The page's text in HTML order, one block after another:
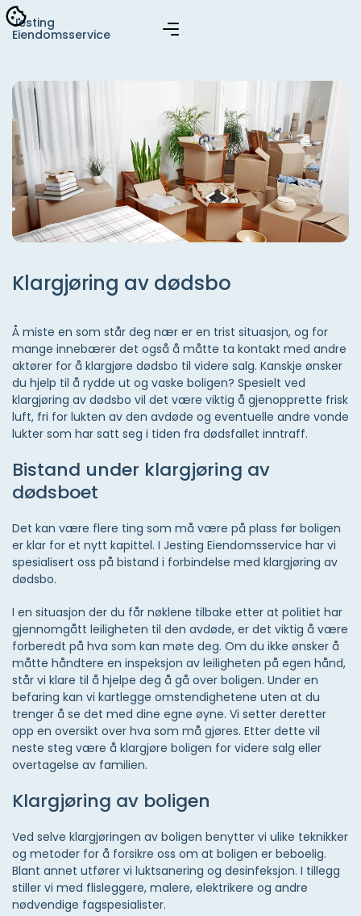
Jesting
Eiendomsservice
Klargjøring av dødsbo
Å miste en som står deg nær er en trist situasjon, og for
mange innebærer det også å måtte ta kontakt med andre
aktører for å klargjøre dødsbo til videre salg. Kanskje ønsker
du hjelp til å rydde ut og vaske boligen? Spesielt ved
klargjøring av dødsbo vil det være viktig å gjenopprette frisk
luft, fri for lukten av den avdøde og eventuelle andre vonde
lukter som har satt seg i tiden fra dødsfallet inntraff.
Bistand under klargjøring av
dødsboet
Det kan være flere ting som må være på plass før boligen
er klar for et nytt kapittel. I Jesting Eiendomsservice har vi
spesialisert oss på bistand i forbindelse med klargjøring av
dødsbo.
I en situasjon der du får nøklene tilbake etter at politiet har
gjennomgått leiligheten til den avdøde, er det viktig å være
forberedt på hva som kan møte deg. Om du ikke ønsker å
måtte håndtere en inspeksjon av leiligheten på egen hånd,
står vi klare til å hjelpe deg å gå over boligen. Under en
befaring kan vi kartlegge omstendighetene uten at du
trenger å se det med dine egne øyne. Vi setter deretter
opp en oversikt over hva som må gjøres. Etter dette vil
neste steg være å klargjøre boligen for videre salg eller
overtagelse av familien.
Klargjøring av boligen
Ved selve klargjøringen av boligen benytter vi ulike teknikker
og metoder for å forsikre oss om at boligen er beboelig.
Blant annet utfører vi luktsanering og desinfeksjon. I tillegg
stiller vi med flisleggere, malere, elektrikere og andre
nødvendige fagspesialister.